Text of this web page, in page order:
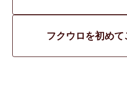
フクウロを初め